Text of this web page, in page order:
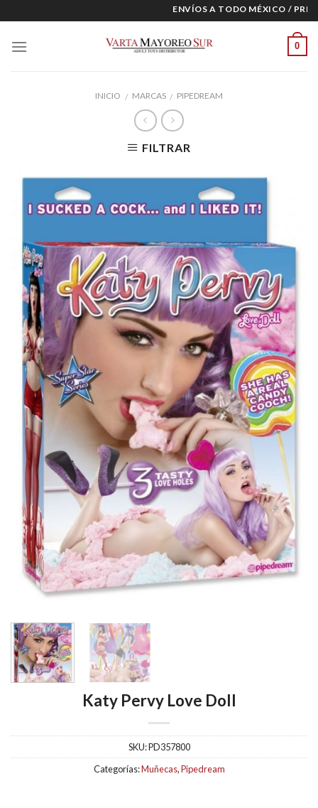
to
content
ENVÍOS A TODO MÉXICO /
0
INICIO / MARCAS / PIPEDREAM
FILTRAR
Katy Pervy Love Doll
SKU:PD357800
Categorías:Muñecas,Pipedream